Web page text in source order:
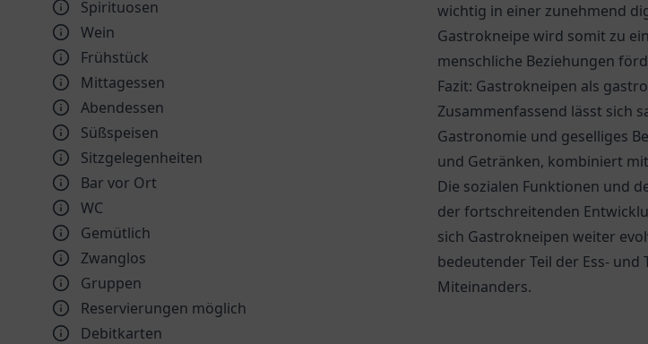
Spirituosen
Wein
Frühstück
Mittagessen
Abendessen
Süßspeisen
Sitzgelegenheiten
Bar vor Ort
WC
Gemütlich
Zwanglos
Gruppen
Reservierungen möglich
Debitkarten
wichtig in einer zunehmend
Gastrokneipe wird somit zu
menschliche Beziehungen
Fazit: Gastrokneipen als
Zusammenfassend lässt sich
Gastronomie und geselliges
und Getränken, kombiniert
Die sozialen Funktionen und
der fortschreitenden
sich Gastrokneipen weiter
bedeutender Teil der Ess-
Miteinanders.